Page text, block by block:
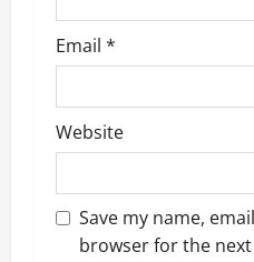
Email *
Website
Save my name,
browser for the